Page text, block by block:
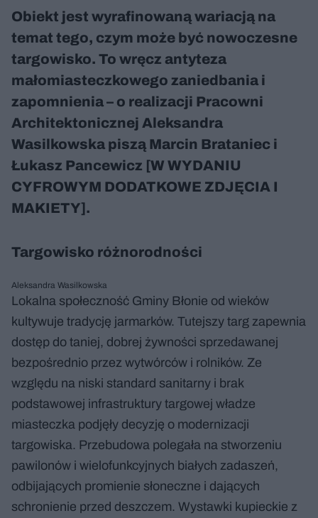
Obiekt jest wyrafinowaną wariacją na
temat tego, czym może być nowoczesne
targowisko. To wręcz antyteza
małomiasteczkowego zaniedbania i
zapomnienia – o realizacji Pracowni
Architektonicznej Aleksandra
Wasilkowska piszą Marcin Brataniec i
Łukasz Pancewicz [W WYDANIU
CYFROWYM DODATKOWE ZDJĘCIA I
MAKIETY].
Targowisko różnorodności
Aleksandra Wasilkowska
Lokalna społeczność Gminy Błonie od wieków
kultywuje tradycję jarmarków. Tutejszy targ zapewnia
dostęp do taniej, dobrej żywności sprzedawanej
bezpośrednio przez wytwórców i rolników. Ze
względu na niski standard sanitarny i brak
podstawowej infrastruktury targowej władze
miasteczka podjęły decyzję o modernizacji
targowiska. Przebudowa polegała na stworzeniu
pawilonów i wielofunkcyjnych białych zadaszeń,
odbijających promienie słoneczne i dających
schronienie przed deszczem. Wystawki kupieckie z